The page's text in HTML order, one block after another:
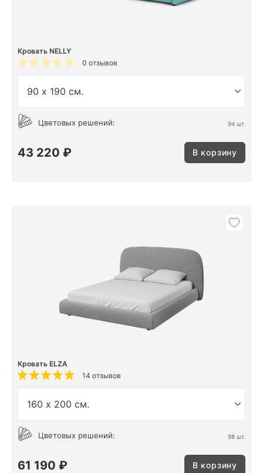
Кровать NELLY
0 отзывов
Цветовых решений: 94 шт.
43 220 ₽ В корзину
Кровать ELZA
14 отзывов
Цветовых решений: 98 шт.
61 190 ₽ В корзину